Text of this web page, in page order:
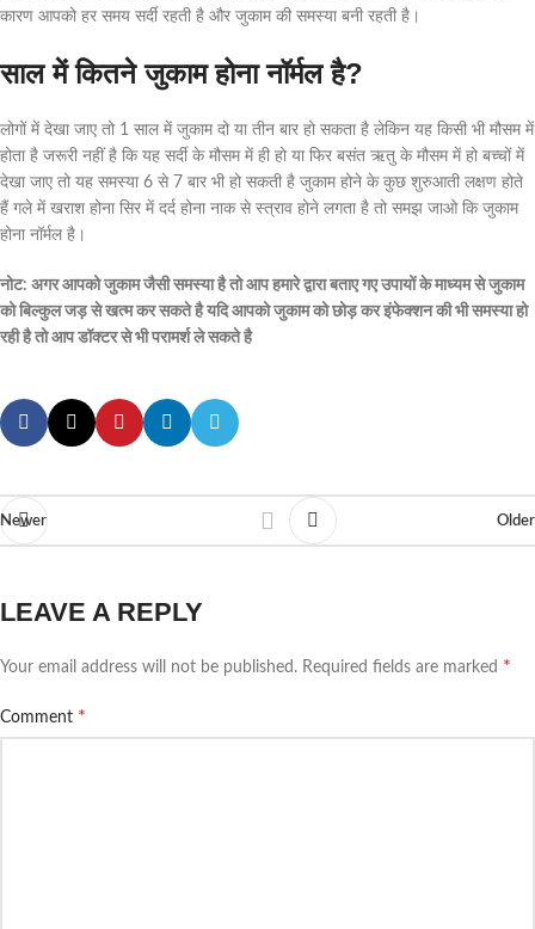
कारण आपको हर समय सर्दी रहती है और जुकाम की समस्या बनी रहती है।
साल में कितने जुकाम होना नॉर्मल है?
लोगों में देखा जाए तो 1 साल में जुकाम दो या तीन बार हो सकता है लेकिन यह किसी भी मौसम में
होता है जरूरी नहीं है कि यह सर्दी के मौसम में ही हो या फिर बसंत ऋतु के मौसम में हो बच्चों में
देखा जाए तो यह समस्या 6 से 7 बार भी हो सकती है जुकाम होने के कुछ शुरुआती लक्षण होते
हैं गले में खराश होना सिर में दर्द होना नाक से स्त्राव होने लगता है तो समझ जाओ कि जुकाम
होना नॉर्मल है।
नोट: अगर आपको जुकाम जैसी समस्या है तो आप हमारे द्वारा बताए गए उपायों के माध्यम से जुकाम
को बिल्कुल जड़ से खत्म कर सकते है यदि आपको जुकाम को छोड़ कर इंफेक्शन की भी समस्या हो
रही है तो आप डॉक्टर से भी परामर्श ले सकते है
Newer Older
LEAVE A REPLY
Your email address will not be published. Required fields are marked *
Comment *